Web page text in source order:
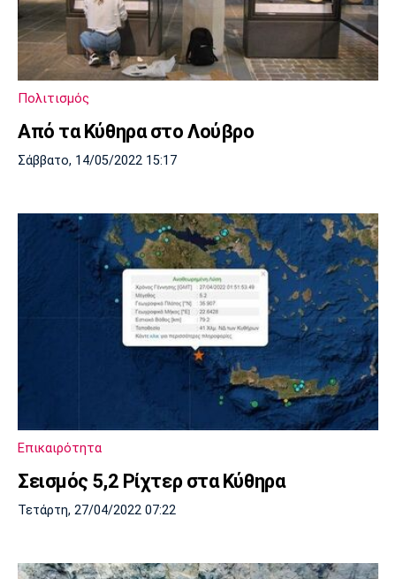
Πολιτισμός
Από τα Κύθηρα στο Λούβρο
Σάββατο, 14/05/2022 15:17
Επικαιρότητα
Σεισμός 5,2 Ρίχτερ στα Κύθηρα
Τετάρτη, 27/04/2022 07:22